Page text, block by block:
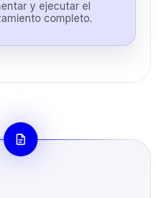
y ejecutar el
completo.